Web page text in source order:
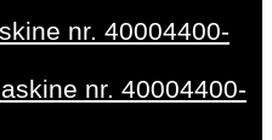
nr. 40004400-
nr. 40004400-